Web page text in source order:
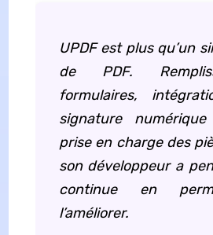
UPDF est plus qu’un
de PDF.
formulaires,
signature
prise en charge des
son développeur a
continue en
l’améliorer.